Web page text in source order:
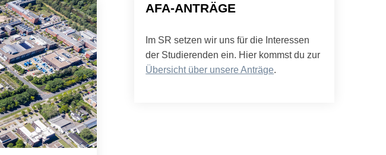
AFA-ANTRÄGE
Im SR setzen wir uns für die Interessen
der Studierenden ein. Hier kommst du zur
Übersicht über unsere Anträge.